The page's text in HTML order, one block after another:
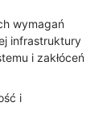
wymagań
infrastruktury
i zakłóceń
i